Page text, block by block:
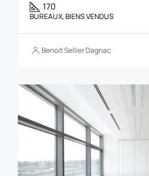
170
BUREAUX, BIENS VENDUS
Benoit Sellier Dagnac